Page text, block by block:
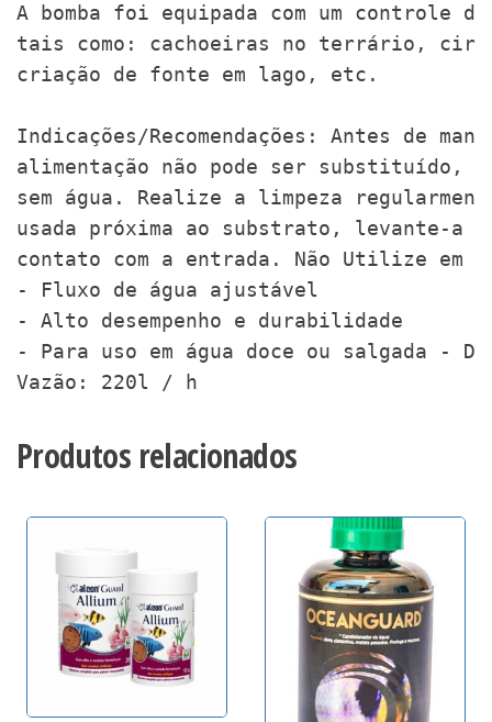
A bomba foi equipada com um
tais como: cachoeiras no terrário,
criação de fonte em lago, etc.
Indicações/Recomendações: Antes de
alimentação não pode ser substituído,
sem água. Realize a limpeza
usada próxima ao substrato, levante-a
contato com a entrada. Não Utilize em
- Fluxo de água ajustável
- Alto desempenho e durabilidade
- Para uso em água doce ou salgada -
Vazão: 220l / h
Produtos relacionados